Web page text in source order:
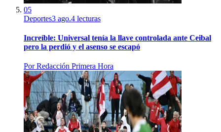
05
Deportes3 ago.4 lecturas
Increíble: Universal tenía la llave controlada ante Ceibal
pero la perdió y el asenso se escapó
PorRedacción Primera Hora